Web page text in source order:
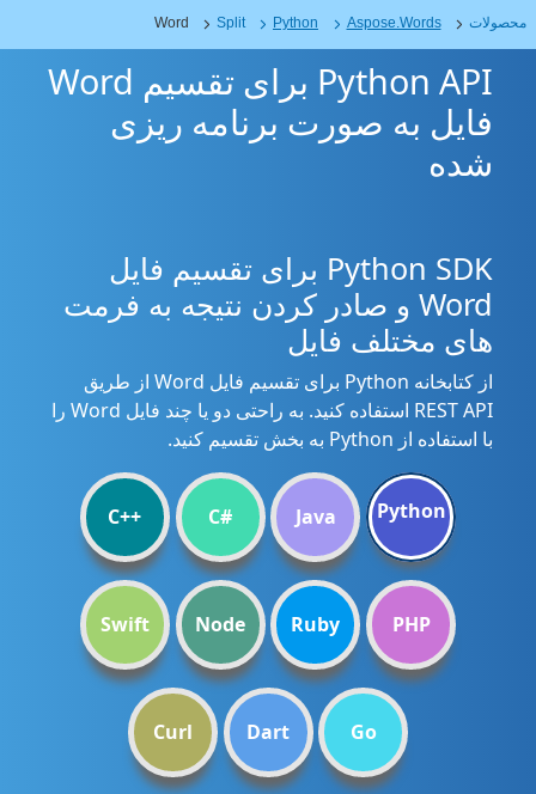
محصولات Aspose.Words
Python
Split
Word
Python API برای تقسیم Word
فایل به صورت برنامه ریزی
شده
Python SDK برای تقسیم فایل
Word و صادر کردن نتیجه به فرمت
های مختلف فایل
از کتابخانه Python برای تقسیم فایل Word از طریق
REST API استفاده کنید. به راحتی دو یا چند فایل Word را
با استفاده از Python به بخش تقسیم کنید.
Python
Java
C#
C++
PHP
Ruby
Node
Swift
Go
Dart
Curl